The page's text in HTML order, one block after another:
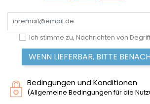
Ich stimme zu, Nachrichten von
WENN LIEFERBAR, BITTE
Bedingungen und Konditionen
(Allgemeine Bedingungen für die